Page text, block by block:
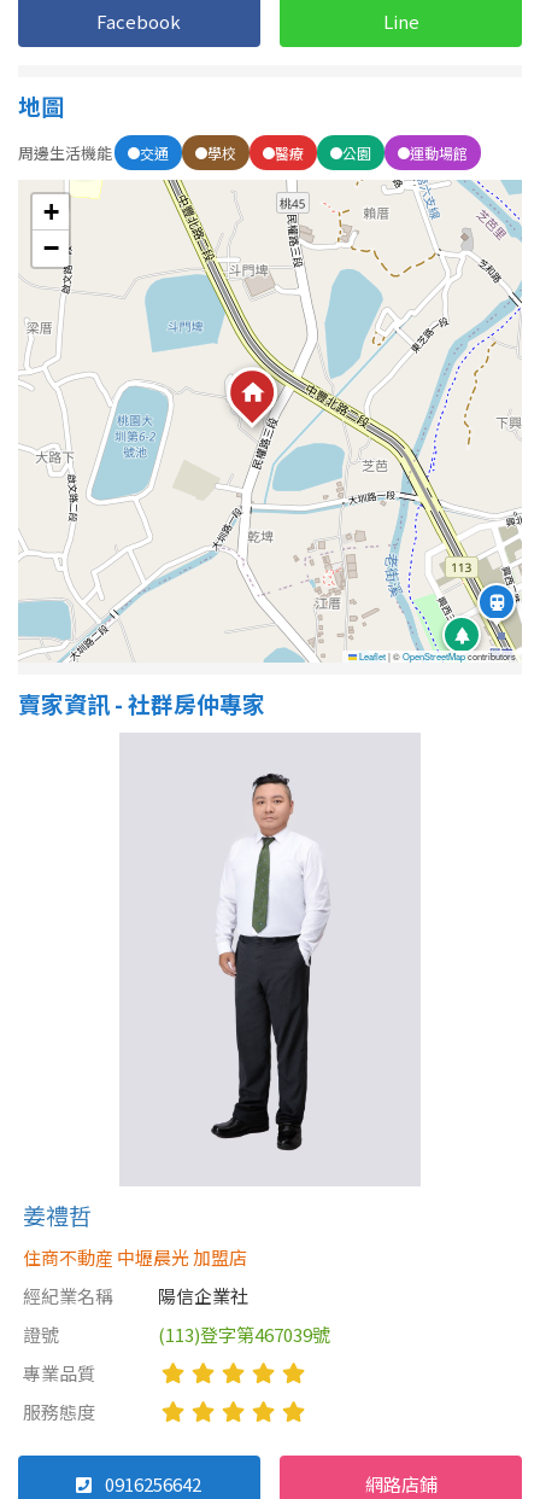
5-10 年 10-20 年
20-30 年 30-40 年
40 年以上
Facebook Line
地圖
周邊生活機能 交通 學校 醫療 公園 運動場館
+
−
Leaflet|©OpenStreetMapcontributors
賣家資訊 - 社群房仲專家
姜禮哲
住商不動産 中壢晨光 加盟店
經紀業名稱
陽信企業社
證號
(113)登字第467039號
專業品質
服務態度
0916256642 網路店鋪